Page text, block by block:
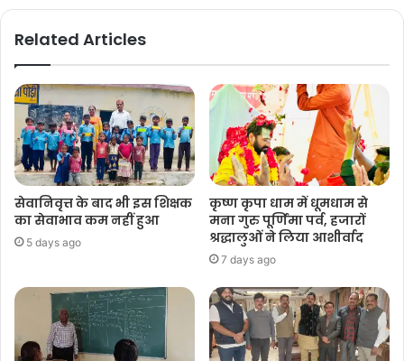
Related Articles
सेवानिवृत्त के बाद भी इस शिक्षक
का सेवाभाव कम नहीं हुआ
5 days ago
कृष्ण कृपा धाम में धूमधाम से
मना गुरु पूर्णिमा पर्व, हजारों
श्रद्धालुओं ने लिया आशीर्वाद
7 days ago